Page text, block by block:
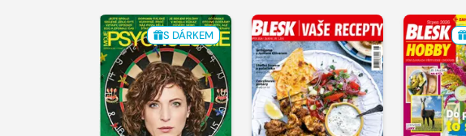
S DÁRKEM